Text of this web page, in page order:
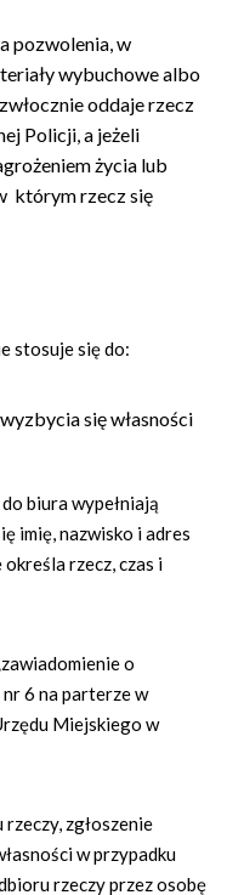
pozwolenia, w
wybuchowe albo
oddaje rzecz
Policji, a jeżeli
życia lub
którym rzecz się
stosuje się do:
się własności
biura wypełniają
imię, nazwisko i adres
określa rzecz, czas i
o
nr 6 na parterze w
Miejskiego w
zgłoszenie
w przypadku
rzeczy przez osobę